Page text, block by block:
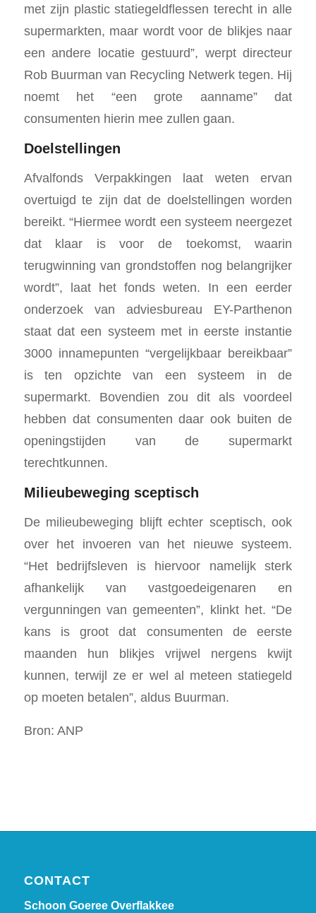
met zijn plastic statiegeldflessen terecht in alle
supermarkten, maar wordt voor de blikjes naar
een andere locatie gestuurd”, werpt directeur
Rob Buurman van Recycling Netwerk tegen. Hij
noemt het “een grote aanname” dat
consumenten hierin mee zullen gaan.
Doelstellingen
Afvalfonds Verpakkingen laat weten ervan
overtuigd te zijn dat de doelstellingen worden
bereikt. “Hiermee wordt een systeem neergezet
dat klaar is voor de toekomst, waarin
terugwinning van grondstoffen nog belangrijker
wordt”, laat het fonds weten. In een eerder
onderzoek van adviesbureau EY-Parthenon
staat dat een systeem met in eerste instantie
3000 innamepunten “vergelijkbaar bereikbaar”
is ten opzichte van een systeem in de
supermarkt. Bovendien zou dit als voordeel
hebben dat consumenten daar ook buiten de
openingstijden van de supermarkt
terechtkunnen.
Milieubeweging sceptisch
De milieubeweging blijft echter sceptisch, ook
over het invoeren van het nieuwe systeem.
“Het bedrijfsleven is hiervoor namelijk sterk
afhankelijk van vastgoedeigenaren en
vergunningen van gemeenten”, klinkt het. “De
kans is groot dat consumenten de eerste
maanden hun blikjes vrijwel nergens kwijt
kunnen, terwijl ze er wel al meteen statiegeld
op moeten betalen”, aldus Buurman.
Bron: ANP
CONTACT
Schoon Goeree Overflakkee